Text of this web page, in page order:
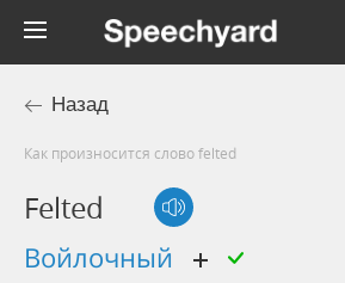
Назад
Как произносится слово felted
Felted
войлочный